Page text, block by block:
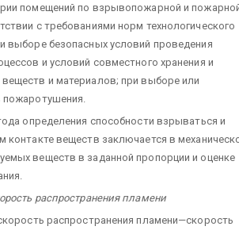
помещений по взрывопожарной и
с требованиями норм технологического
выборе безопасных условий проведения
и условий совместного хранения и
и материалов; при выборе или
пожаротушения.
определения способности взрываться и
контакте веществ заключается в
веществ в заданной пропорции и оценке
распространения пламени
распространения пламени—скорость